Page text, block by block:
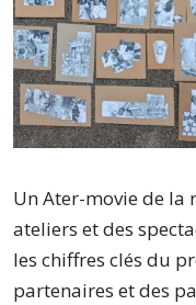
Un Ater-movie de la
ateliers et des
les chiffres clés du
partenaires et des